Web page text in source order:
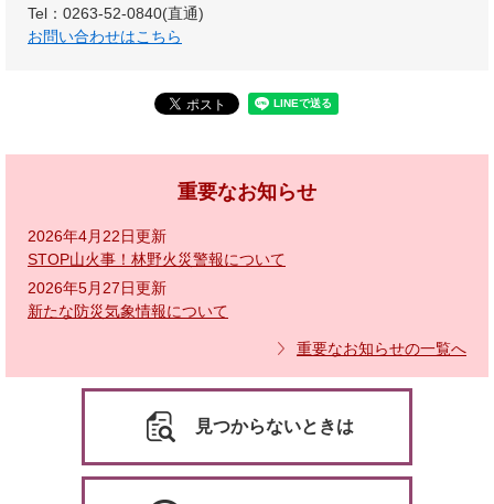
Tel：0263-52-0840(直通)
お問い合わせはこちら
重要なお知らせ
2026年4月22日更新
STOP山火事！林野火災警報について
2026年5月27日更新
新たな防災気象情報について
重要なお知らせの一覧へ
見つからないときは